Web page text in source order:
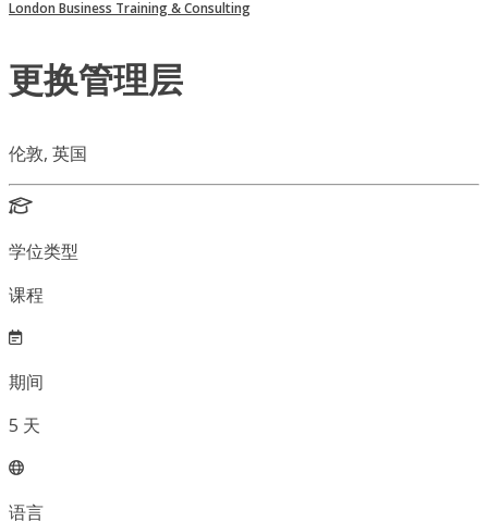
London Business Training & Consulting
更换管理层
伦敦, 英国
学位类型
课程
期间
5 天
语言